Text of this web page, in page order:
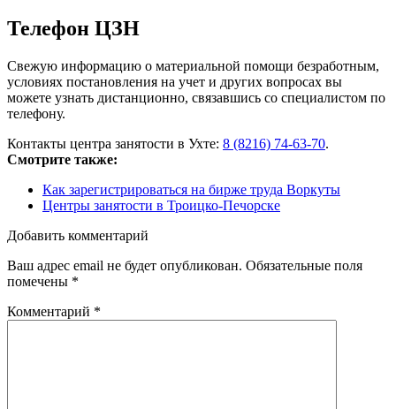
Телефон ЦЗН
Свежую информацию о материальной помощи безработным,
условиях постановления на учет и других вопросах вы
можете узнать дистанционно, связавшись со специалистом по
телефону.
Контакты центра занятости в Ухте: 8 (8216) 74-63-70.
Смотрите также:
Как зарегистрироваться на бирже труда Воркуты
Центры занятости в Троицко-Печорске
Добавить комментарий
Ваш адрес email не будет опубликован. Обязательные поля
помечены *
Комментарий *